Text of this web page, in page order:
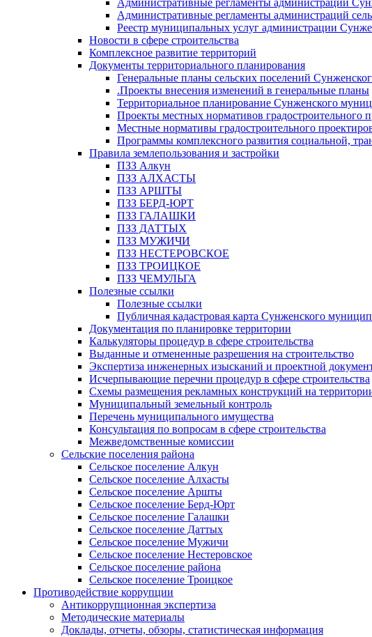
Административные регламенты администрации
Административные регламенты администраций
Реестр муниципальных услуг администрации
Новости в сфере строительства
Комплексное развитие территорий
Документы территориального планирования
Генеральные планы сельских поселений
.Проекты внесения изменений в генеральные планы
Территориальное планирование Сунженского
Проекты местных нормативов градостроительного
Местные нормативы градостроительного
Программы комплексного развития социальной,
Правила землепользования и застройки
ПЗЗ Алкун
ПЗЗ АЛХАСТЫ
ПЗЗ АРШТЫ
ПЗЗ БЕРД-ЮРТ
ПЗЗ ГАЛАШКИ
ПЗЗ ДАТТЫХ
ПЗЗ МУЖИЧИ
ПЗЗ НЕСТЕРОВСКОЕ
ПЗЗ ТРОИЦКОЕ
ПЗЗ ЧЕМУЛЬГА
Полезные ссылки
Полезные ссылки
Публичная кадастровая карта Сунженского
Документация по планировке территории
Калькуляторы процедур в сфере строительства
Выданные и отмененные разрешения на строительство
Экспертиза инженерных изысканий и проектной
Исчерпывающие перечни процедур в сфере строительства
Схемы размещения рекламных конструкций на
Муниципальный земельный контроль
Перечень муниципального имущества
Консультация по вопросам в сфере строительства
Межведомственные комиссии
Сельские поселения района
Сельское поселение Алкун
Сельское поселение Алхасты
Сельское поселение Аршты
Сельское поселение Берд-Юрт
Сельское поселение Галашки
Сельское поселение Даттых
Сельское поселение Мужичи
Сельское поселение Нестеровское
Сельское поселение района
Сельское поселение Троицкое
Противодействие коррупции
Антикоррупционная экспертиза
Методические материалы
Доклады, отчеты, обзоры, статистическая информация